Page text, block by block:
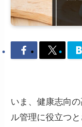
いま、健康志向
ル管理に役立つ